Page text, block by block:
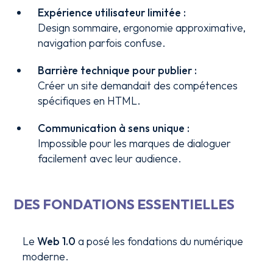
Expérience utilisateur limitée :
Design sommaire, ergonomie approximative,
navigation parfois confuse.
Barrière technique pour publier :
Créer un site demandait des compétences
spécifiques en HTML.
Communication à sens unique :
Impossible pour les marques de dialoguer
facilement avec leur audience.
DES FONDATIONS ESSENTIELLES
LeWeb 1.0 a posé les fondations du numérique
moderne.